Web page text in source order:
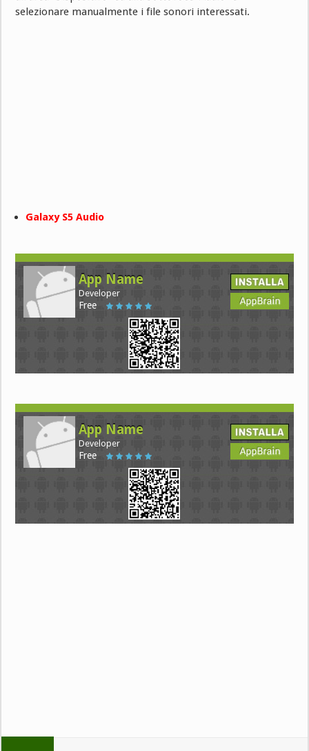
selezionare manualmente i file sonori interessati.
Galaxy S5 Audio
App Name
Developer
Free
App Name
Developer
Free